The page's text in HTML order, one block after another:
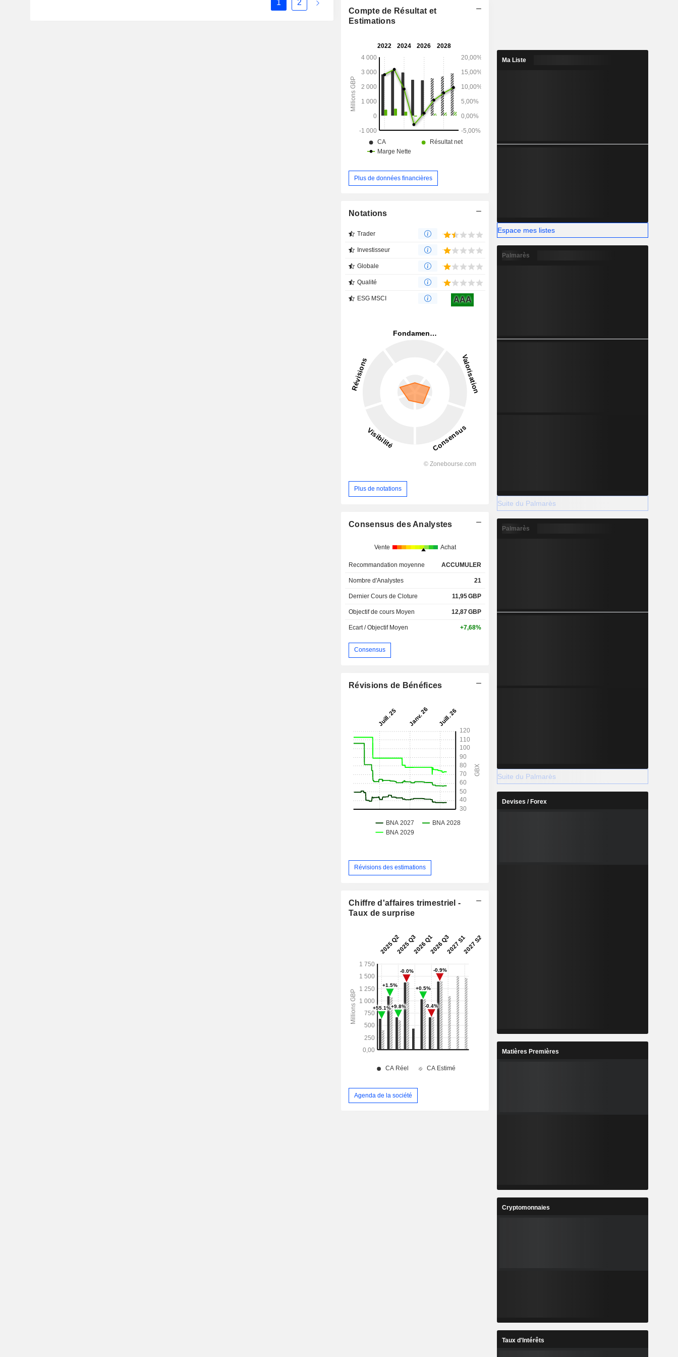
1 2
est la suivante : Europe-Moyen-Orient-Inde-
Afrique (34,8%), Chine (28,4%), Asie-Pacifique
Compte de Résultat et
Estimations
Plus de données financières
Notations
Trader
Investisseur
Globale
Qualité
ESG MSCI AAA
Plus de notations
Consensus des Analystes
Vente Achat
Recommandation moyenne ACCUMULER
Nombre d'Analystes 21
Dernier Cours de Cloture 11,95GBP
Objectif de cours Moyen 12,87GBP
Ecart / Objectif Moyen +7,68%
Consensus
Révisions de Bénéfices
Révisions des estimations
Chiffre d'affaires trimestriel -
Taux de surprise
Agenda de la société
Ma Liste
Espace mes listes
Palmarès
Suite du Palmarès
Palmarès
Suite du Palmarès
Devises / Forex
Matières Premières
Cryptomonnaies
Taux d'Intérêts